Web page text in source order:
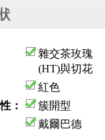
雜交茶玫瑰
(HT)與切花
紅色
：
簇開型
戴爾巴德